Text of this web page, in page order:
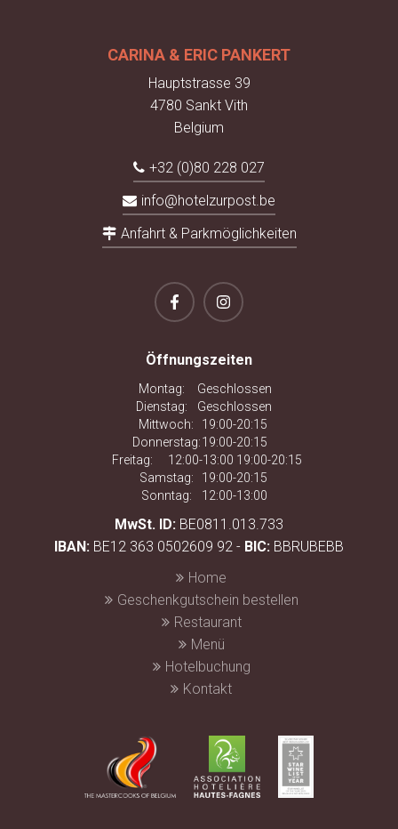
CARINA & ERIC PANKERT
Hauptstrasse 39
4780 Sankt Vith
Belgium
+32 (0)80 228 027
info@hotelzurpost.be
Anfahrt & Parkmöglichkeiten
Öffnungszeiten
Montag:
Geschlossen
Dienstag:
Geschlossen
Mittwoch:
19:00-20:15
Donnerstag:19:00-20:15
Freitag:
12:00-13:00 19:00-20:15
Samstag:
19:00-20:15
Sonntag:
12:00-13:00
MwSt. ID: BE0811.013.733
IBAN: BE12 363 0502609 92 - BIC: BBRUBEBB
Home
Geschenkgutschein bestellen
Restaurant
Menü
Hotelbuchung
Kontakt